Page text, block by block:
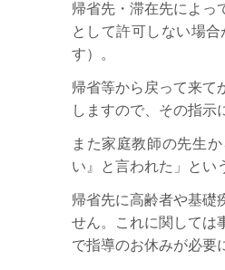
帰省先・滞在先によっ
として許可しない場
す）。
帰省等から戻って来て
しますので、その指示
また家庭教師の先生
い』と言われた」とい
帰省先に高齢者や基礎
せん。これに関しては
で指導のお休みが必要